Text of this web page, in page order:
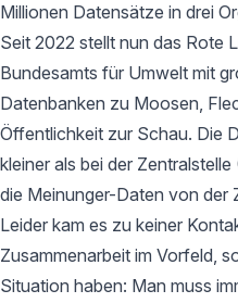
Millionen Datensätze in drei
Seit 2022 stellt nun das Rote
Bundesamts für Umwelt mit
Datenbanken zu Moosen,
Öffentlichkeit zur Schau. Die
kleiner als bei der
die Meinunger-Daten von der
Leider kam es zu keiner
Zusammenarbeit im Vorfeld,
Situation haben: Man muss